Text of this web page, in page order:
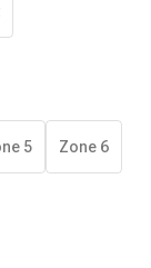
5 Zone 6